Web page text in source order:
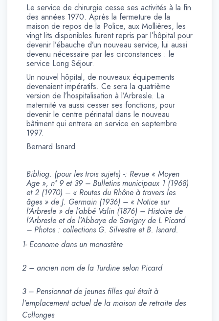
Le service de chirurgie cesse ses activités à la fin
des années 1970. Après la fermeture de la
maison de repos de la Police, aux Mollières, les
vingt lits disponibles furent repris par l’hôpital pour
devenir l’ébauche d’un nouveau service, lui aussi
devenu nécessaire par les circonstances : le
service Long Séjour.
Un nouvel hôpital, de nouveaux équipements
devenaient impératifs. Ce sera la quatrième
version de l’hospitalisation à l’Arbresle. La
maternité va aussi cesser ses fonctions, pour
devenir le centre périnatal dans le nouveau
bâtiment qui entrera en service en septembre
1997.
Bernard Isnard
Bibliog. (pour les trois sujets) -: Revue « Moyen
Age », n° 9 et 39 – Bulletins municipaux 1 (1968)
et 2 (1970) – « Routes du Rhône à travers les
âges » de J. Germain (1936) – « Notice sur
l’Arbresle » de l’abbé Valin (1876) – Histoire de
l’Arbresle et de l’Abbaye de Savigny de L Picard
– Photos : collections G. Silvestre et B. Isnard.
1- Econome dans un monastère
2 – ancien nom de la Turdine selon Picard
3 – Pensionnat de jeunes filles qui était à
l’emplacement actuel de la maison de retraite des
Collonges